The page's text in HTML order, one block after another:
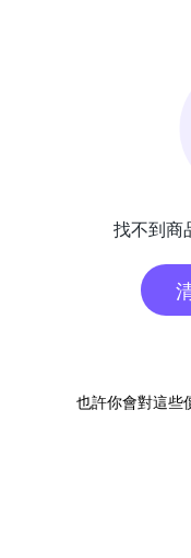
找不到商
也許你會對這些